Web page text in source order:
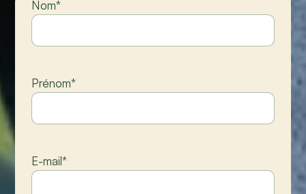
Nom*
Prénom*
E-mail*